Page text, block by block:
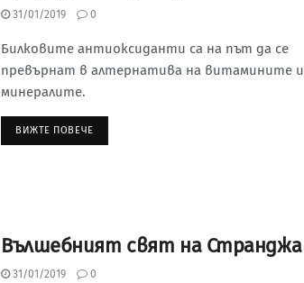
31/01/2019 0
Билковите антиоксиданти са на път да се
превърнат в алтернатива на витамините и
минералите.
ВИЖТЕ ПОВЕЧЕ
Вълшебният свят на Странджа
31/01/2019 0